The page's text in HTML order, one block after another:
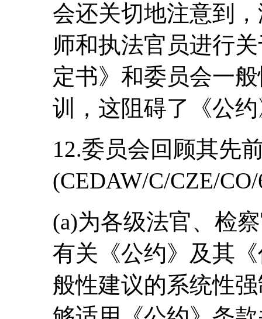
会还关切地注意到
师和执法官员进行
定书》和委员会一
训，这阻碍了《公
12.委员会回顾其先
(CEDAW/C/CZE/
(a)为各级法官、检
有关《公约》及其
般性建议的系统性